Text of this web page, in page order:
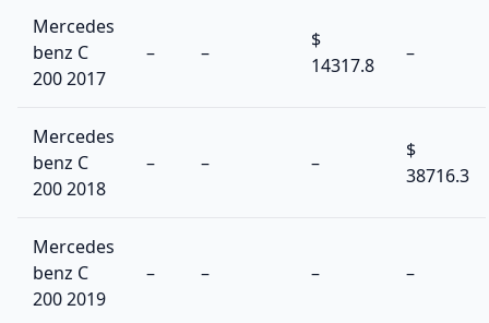
Mercedes
benz C
200 2017
– –
$
14317.8
–
Mercedes
benz C
200 2018
– – –
$
38716.3
Mercedes
benz C
200 2019
– – – –